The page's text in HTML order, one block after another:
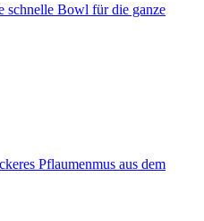
schnelle Bowl für die ganze
Pflaumenmus aus dem